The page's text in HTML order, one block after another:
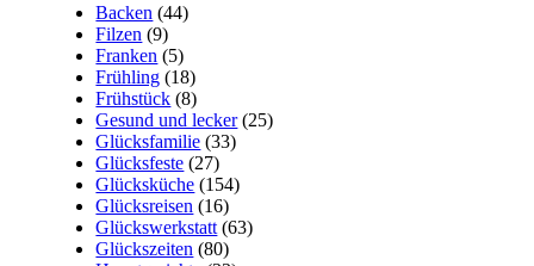
Backen (44)
Filzen (9)
Franken (5)
Frühling (18)
Frühstück (8)
Gesund und lecker(25)
Glücksfamilie (33)
Glücksfeste (27)
Glücksküche (154)
Glücksreisen (16)
Glückswerkstatt (63)
Glückszeiten (80)